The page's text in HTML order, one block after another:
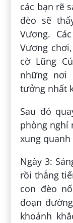
các bạn rẽ
đèo sẽ
Vương.
Vương
cờ Lũng
những nơi
tưởng nhất
Sau đó
phòng nghỉ
xung
Ngày 3:
rồi thẳng
con đèo
đoạn
khoảnh